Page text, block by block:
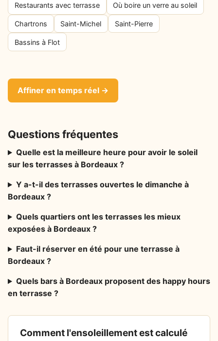
Restaurants avec terrasse Où boire un verre au soleil
Chartrons Saint-Michel Saint-Pierre
Bassins à Flot
Affiner en temps réel →
Questions fréquentes
Quelle est la meilleure heure pour avoir le soleil
sur les terrasses à Bordeaux ?
Y a-t-il des terrasses ouvertes le dimanche à
Bordeaux ?
Quels quartiers ont les terrasses les mieux
exposées à Bordeaux ?
Faut-il réserver en été pour une terrasse à
Bordeaux ?
Quels bars à Bordeaux proposent des happy hours
en terrasse ?
Comment l'ensoleillement est calculé